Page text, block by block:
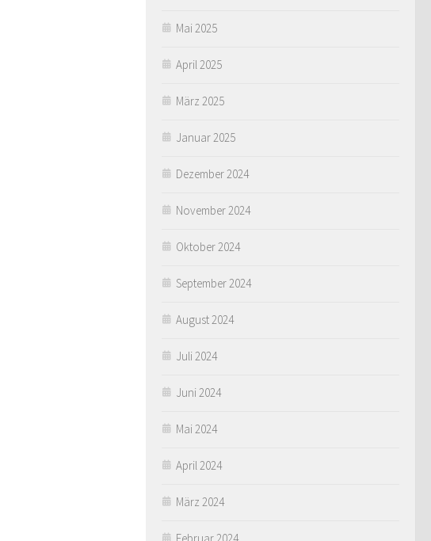
Mai 2025
April 2025
März 2025
Januar 2025
Dezember 2024
November 2024
Oktober 2024
September 2024
August 2024
Juli 2024
Juni 2024
Mai 2024
April 2024
März 2024
Februar 2024